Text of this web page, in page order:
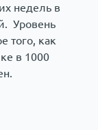
недель в
Уровень
того, как
в 1000